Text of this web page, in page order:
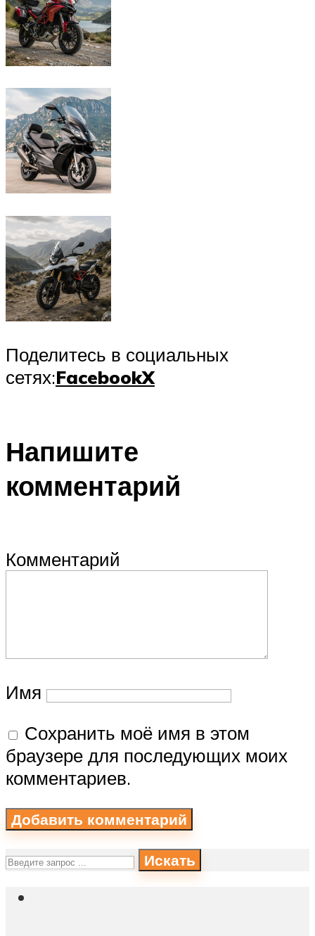
Поделитесь в социальных
сетях:FacebookX
Напишите
комментарий
Комментарий
Имя
Сохранить моё имя в этом
браузере для последующих моих
комментариев.
Искать